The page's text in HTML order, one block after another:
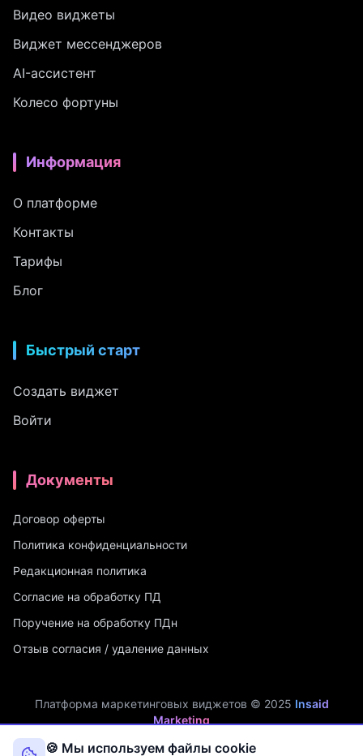
Видео виджеты
Виджет мессенджеров
AI-ассистент
Колесо фортуны
Информация
О платформе
Контакты
Тарифы
Блог
Быстрый старт
Создать виджет
Войти
Документы
Договор оферты
Политика конфиденциальности
Редакционная политика
Согласие на обработку ПД
Поручение на обработку ПДн
Отзыв согласия / удаление данных
Платформа маркетинговых виджетов © 2025 Insaid
Marketing
ИП Мухамадеев Р.А. | ИНН: 740704342750 | ОГРНИП:
🍪 Мы используем файлы cookie